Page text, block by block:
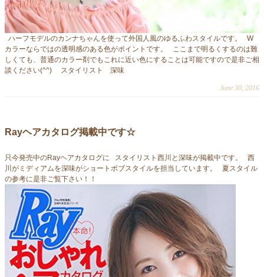
ハーフモデルのカンナちゃんを使って外国人風のゆるふわスタイルです。 W
カラーならではの透明感のある色がポイントです。 ここまで明るくするのは難
しくても、普通のカラー剤でもこれに近い色にすることは可能ですので是非ご相
談ください(^^) スタイリスト 深味
June 30, 2016
Rayヘアカタログ掲載中です☆
只今発売中のRayヘアカタログに スタイリスト西川と深味が掲載中です。 西
川がミディアムを深味がショートボブスタイルを担当しています。 夏スタイル
の参考に是非ご覧下さい！！